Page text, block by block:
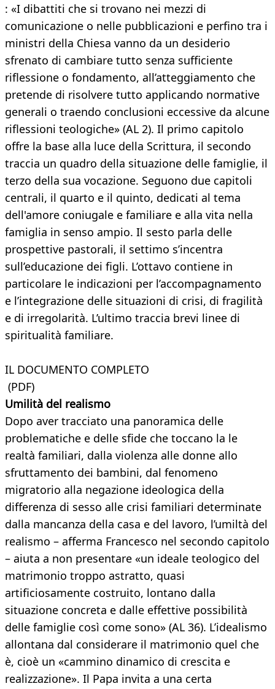
: «I dibattiti che si trovano nei mezzi di
comunicazione o nelle pubblicazioni e perfino tra i
ministri della Chiesa vanno da un desiderio
sfrenato di cambiare tutto senza sufficiente
riflessione o fondamento, all’atteggiamento che
pretende di risolvere tutto applicando normative
generali o traendo conclusioni eccessive da alcune
riflessioni teologiche» (AL 2). Il primo capitolo
offre la base alla luce della Scrittura, il secondo
traccia un quadro della situazione delle famiglie, il
terzo della sua vocazione. Seguono due capitoli
centrali, il quarto e il quinto, dedicati al tema
dell'amore coniugale e familiare e alla vita nella
famiglia in senso ampio. Il sesto parla delle
prospettive pastorali, il settimo s’incentra
sull’educazione dei figli. L’ottavo contiene in
particolare le indicazioni per l’accompagnamento
e l’integrazione delle situazioni di crisi, di fragilità
e di irregolarità. L’ultimo traccia brevi linee di
spiritualità familiare.
IL DOCUMENTO COMPLETO
(PDF)
Umilità del realismo
Dopo aver tracciato una panoramica delle
problematiche e delle sfide che toccano la le
realtà familiari, dalla violenza alle donne allo
sfruttamento dei bambini, dal fenomeno
migratorio alla negazione ideologica della
differenza di sesso alle crisi familiari determinate
dalla mancanza della casa e del lavoro, l’umiltà del
realismo – afferma Francesco nel secondo capitolo
– aiuta a non presentare «un ideale teologico del
matrimonio troppo astratto, quasi
artificiosamente costruito, lontano dalla
situazione concreta e dalle effettive possibilità
delle famiglie così come sono» (AL 36). L’idealismo
allontana dal considerare il matrimonio quel che
è, cioè un «cammino dinamico di crescita e
realizzazione». Il Papa invita a una certa